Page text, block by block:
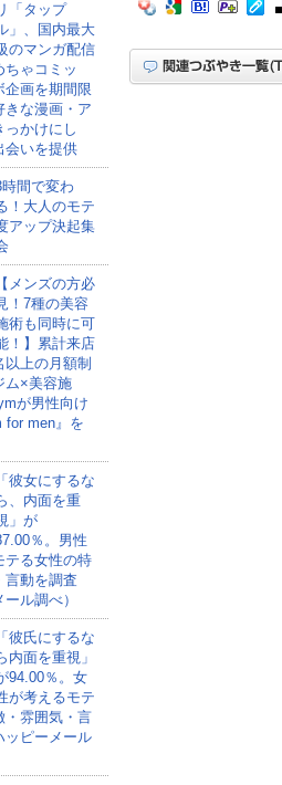
「タップ
」、国内最大
のマンガ配信
ちゃコミッ
企画を期間限
きな漫画・ア
っかけにし
会いを提供
間で変わ
！大人のモテ
アップ決起集
【メンズの方必
！7種の美容
術も同時に可
！】累計来店
上の月額制
ム×美容施
が男性向け
for men』を
「彼女にするな
、内面を重
」が
％。男性
テる女性の特
言動を調査
ール調べ）
「彼氏にするな
内面を重視」
94.00％。女
が考えるモテ
・雰囲気・言
ッピーメール